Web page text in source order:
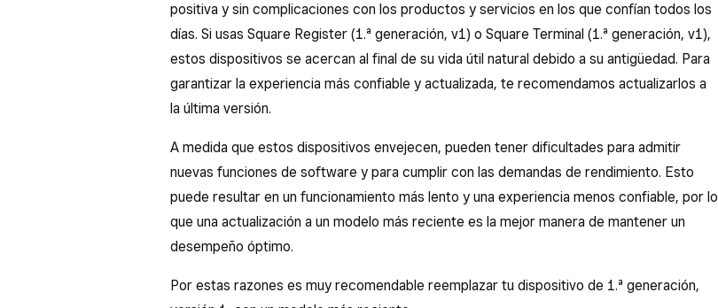
positiva y sin complicaciones con los productos y servicios en los que confían todos los
días. Si usas Square Register (1.ª generación, v1) o Square Terminal (1.ª generación, v1),
estos dispositivos se acercan al final de su vida útil natural debido a su antigüedad. Para
garantizar la experiencia más confiable y actualizada, te recomendamos actualizarlos a
la última versión.
A medida que estos dispositivos envejecen, pueden tener dificultades para admitir
nuevas funciones de software y para cumplir con las demandas de rendimiento. Esto
puede resultar en un funcionamiento más lento y una experiencia menos confiable, por lo
que una actualización a un modelo más reciente es la mejor manera de mantener un
desempeño óptimo.
Por estas razones es muy recomendable reemplazar tu dispositivo de 1.ª generación,